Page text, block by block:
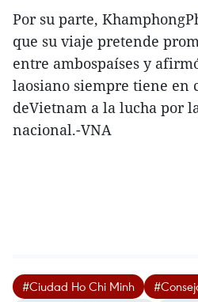
Por su parte,
que su viaje pretende
entre ambospaíses y
laosiano siempre tiene en
deVietnam a la lucha por
nacional.-VNA
#Ciudad Ho Chi Minh